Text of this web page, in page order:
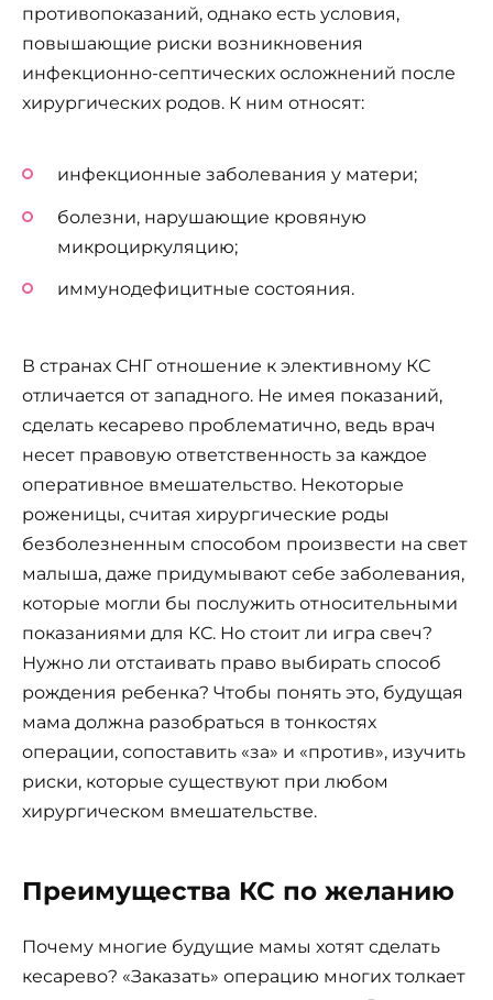
противопоказаний, однако есть условия,
повышающие риски возникновения
инфекционно-септических осложнений после
хирургических родов. К ним относят:
инфекционные заболевания у матери;
болезни, нарушающие кровяную
микроциркуляцию;
иммунодефицитные состояния.
В странах СНГ отношение к элективному КС
отличается от западного. Не имея показаний,
сделать кесарево проблематично, ведь врач
несет правовую ответственность за каждое
оперативное вмешательство. Некоторые
роженицы, считая хирургические роды
безболезненным способом произвести на свет
малыша, даже придумывают себе заболевания,
которые могли бы послужить относительными
показаниями для КС. Но стоит ли игра свеч?
Нужно ли отстаивать право выбирать способ
рождения ребенка? Чтобы понять это, будущая
мама должна разобраться в тонкостях
операции, сопоставить «за» и «против», изучить
риски, которые существуют при любом
хирургическом вмешательстве.
Преимущества КС по желанию
Почему многие будущие мамы хотят сделать
кесарево? «Заказать» операцию многих толкает